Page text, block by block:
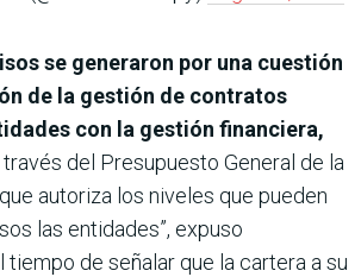
se generaron por una cuestión
de la gestión de contratos
con la gestión financiera,
del Presupuesto General de la
autoriza los niveles que pueden
las entidades”, expuso
de señalar que la cartera a su